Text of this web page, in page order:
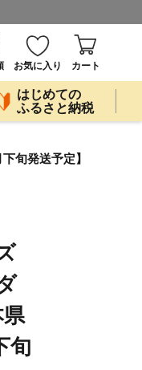
お気に入り カート
はじめての
ふるさと納税
旬発送予定】
旬